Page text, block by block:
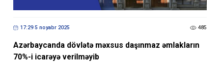
Azərbaycanda dövlətə məxsus daşınmaz əmlakların
70%-i icarəyə verilməyib